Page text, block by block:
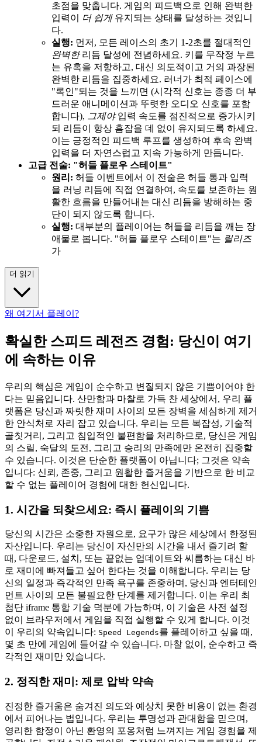
초점을 맞춥니다. 게임의 피드백으로 인해 완벽한
입력이
더 쉽게유지되는 상태를 달성하는 것입니
다.
실행: 먼저, 모든 레이스의 초기 1-2초를 절대적인
완벽한리듬 달성에 전념하세요. 키를 무작정 누르
는 유혹을 저항하고, 대신 의도적이고 거의 과장된
완벽한 리듬을 집중하세요. 러너가 최적 페이스에
"록인"되는 것을 느끼면 (시각적 신호는 종종 더 부
드러운 애니메이션과 뚜렷한 오디오 신호를 포함
합니다), 그제야입력 속도를 점진적으로 증가시키
되 리듬이 항상 흠잡을 데 없이 유지되도록 하세요.
이는 긍정적인 피드백 루프를 생성하여 후속 완벽
입력을 더 자연스럽고 지속 가능하게 만듭니다.
고급 전술: "허들 플로우 스테이트"
원리: 허들 이벤트에서 이 전술은 허들 통과 입력
을 러닝 리듬에 직접 연결하여, 속도를 보존하는 원
활한 흐름을 만들어내는 대신 리듬을 방해하는 중
단이 되지 않도록 합니다.
실행: 대부분의 플레이어는 허들을 리듬을 깨는 장
애물로 봅니다. "허들 플로우 스테이트"는 릴리즈
가
더 읽기
왜 여기서 플레이?
확실한 스피드 레전즈 경험: 당신이 여기
에 속하는 이유
우리의 핵심은 게임이 순수하고 변질되지 않은 기쁨이어야 한
다는 믿음입니다. 산만함과 마찰로 가득 찬 세상에서, 우리 플
랫폼은 당신과 짜릿한 재미 사이의 모든 장벽을 세심하게 제거
한 안식처로 자리 잡고 있습니다. 우리는 모든 복잡성, 기술적
골칫거리, 그리고 침입적인 불편함을 처리하므로, 당신은 게임
의 스릴, 숙달의 도전, 그리고 승리의 만족에만 온전히 집중할
수 있습니다. 이것은 단순한 플랫폼이 아닙니다; 그것은 약속
입니다: 신뢰, 존중, 그리고 원활한 즐거움을 기반으로 한 비교
할 수 없는 플레이어 경험에 대한 헌신입니다.
1. 시간을 되찾으세요: 즉시 플레이의 기쁨
당신의 시간은 소중한 자원으로, 요구가 많은 세상에서 한정된
자산입니다. 우리는 당신이 자신만의 시간을 내서 즐기려 할
때, 다운로드, 설치, 또는 끝없는 업데이트와 씨름하는 대신 바
로 재미에 빠져들고 싶어 한다는 것을 이해합니다. 우리는 당
신의 일정과 즉각적인 만족 욕구를 존중하며, 당신과 엔터테인
먼트 사이의 모든 불필요한 단계를 제거합니다. 이는 우리 최
첨단 iframe 통합 기술 덕분에 가능하며, 이 기술은 사전 설정
없이 브라우저에서 게임을 직접 실행할 수 있게 합니다. 이것
이 우리의 약속입니다: Speed Legends를 플레이하고 싶을 때,
몇 초 만에 게임에 들어갈 수 있습니다. 마찰 없이, 순수하고 즉
각적인 재미만 있습니다.
2. 정직한 재미: 제로 압박 약속
진정한 즐거움은 숨겨진 의도와 예상치 못한 비용이 없는 환경
에서 피어나는 법입니다. 우리는 투명성과 관대함을 믿으며,
영리한 함정이 아닌 환영의 포옹처럼 느껴지는 게임 경험을 제